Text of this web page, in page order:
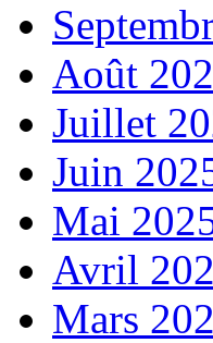
Août
Juillet
Juin
Mai
Avril
Mars